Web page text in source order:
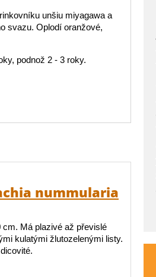
unšiu miyagawa a
svazu. Oplodí oranžové,
podnož 2 - 3 roky.
nummularia
Má plazivé až převislé
kulatými žlutozelenými listy.